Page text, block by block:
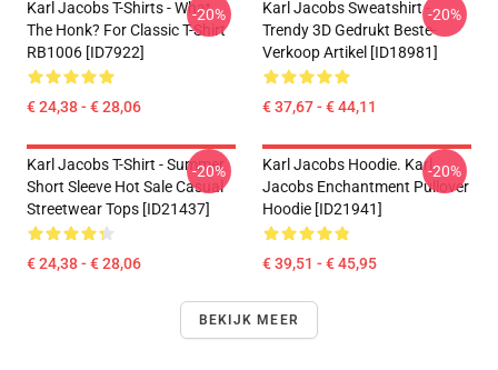
Karl Jacobs T-Shirts - What
The Honk? For Classic T-Shirt
RB1006 [ID7922]
€ 24,38 - € 28,06
-20%
Karl Jacobs Sweatshirt -
Trendy 3D Gedrukt Beste-
Verkoop Artikel [ID18981]
€ 37,67 - € 44,11
-20%
Karl Jacobs T-Shirt - Summer
Short Sleeve Hot Sale Casual
Streetwear Tops [ID21437]
€ 24,38 - € 28,06
-20%
Karl Jacobs Hoodie. Karl
Jacobs Enchantment Pullover
Hoodie [ID21941]
€ 39,51 - € 45,95
-20%
BEKIJK MEER